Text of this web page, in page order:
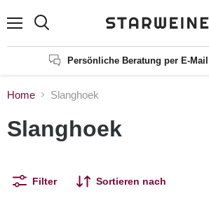
Persönliche Beratung per E-
Home Slanghoek
Slanghoek
Filter Sortieren nach